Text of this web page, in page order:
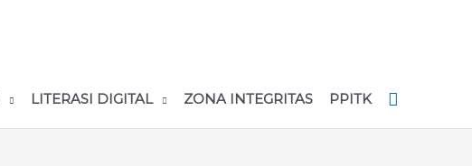
LITERASI DIGITAL ZONA INTEGRITAS PPITK